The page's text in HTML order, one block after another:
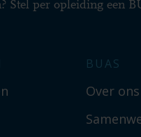
Stel per opleiding een
BUAS
Over ons